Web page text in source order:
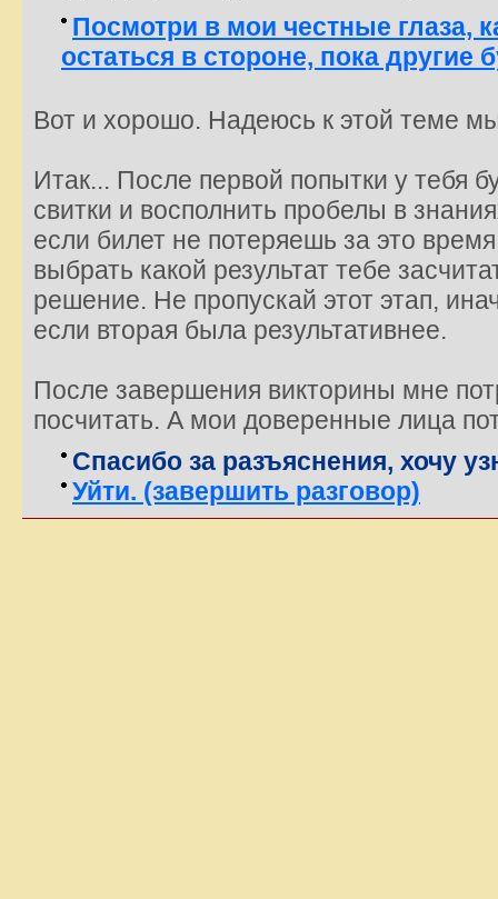
Посмотри в мои честные глаза,
остаться в стороне, пока другие
Вот и хорошо. Надеюсь к этой теме
Итак... После первой попытки у тебя
свитки и восполнить пробелы в
если билет не потеряешь за это
выбрать какой результат тебе
решение. Не пропускай этот этап,
если вторая была результативнее.
После завершения викторины мне
посчитать. А мои доверенные лица
Спасибо за разъяснения, хочу
Уйти. (завершить разговор)